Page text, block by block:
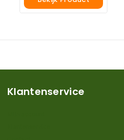
Klantenservice